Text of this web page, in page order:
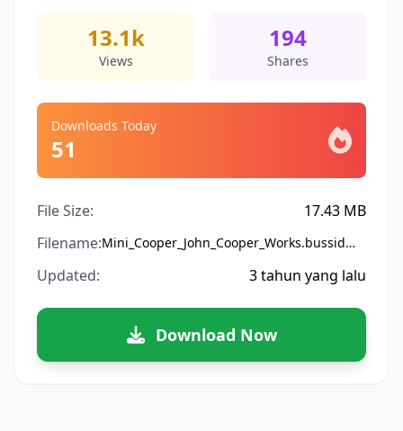
13.1k
Views
194
Shares
Downloads Today
51
File Size:
17.43 MB
Filename:
Mini_Cooper_John_Cooper_Works.bussidmod
Updated: 3 tahun yang lalu
Download Now